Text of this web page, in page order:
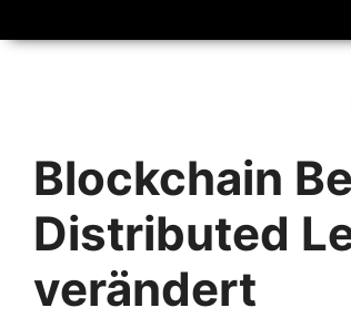
Blockchain
Distributed
verändert